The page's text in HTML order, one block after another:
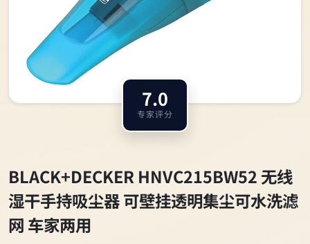
7.0
专家评分
BLACK+DECKER HNVC215BW52 无线
湿干手持吸尘器 可壁挂透明集尘可水洗滤
网 车家两用